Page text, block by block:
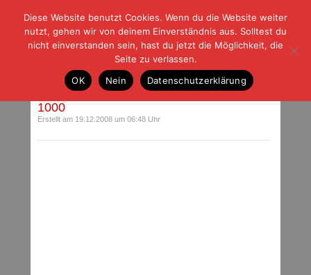
| | |BLOG-GFußball und der Rest
HOME|REGELN|IMPRESSUM |DATENSCHUTZ
Beiträge mit Schlagwort: Kweuke
1000
Erstellt am 19.12.2008 um 06:48 Uhr
Diese Website benutzt Cookies. Wenn du die Website weiter
nutzt, gehen wir von deinem Einverständnis aus. Solltest du
nicht einverstanden sein, hast du jetzt die Möglichkeit, die
Seite zu verlassen.
OK
Nein Datenschutzerklärung